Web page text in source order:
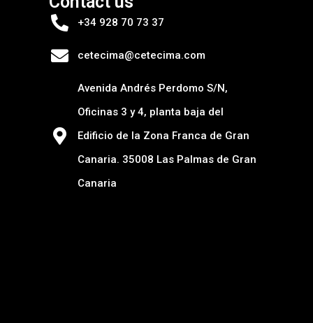
+34 928 70 73 37
cetecima@cetecima.com
Avenida Andrés Perdomo S/N,
Oficinas 3 y 4, planta baja del
Edificio de la Zona Franca de Gran
Canaria. 35008 Las Palmas de Gran
Canaria